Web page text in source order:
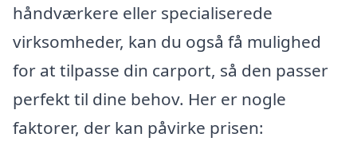
håndværkere eller specialiserede
virksomheder, kan du også få mulighed
for at tilpasse din carport, så den passer
perfekt til dine behov. Her er nogle
faktorer, der kan påvirke prisen: